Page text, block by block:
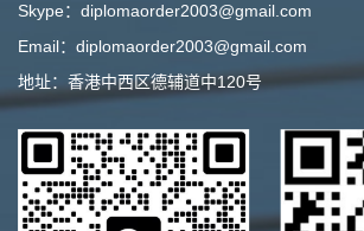
Skype：diplomaorder2003@gmail.com
Email：diplomaorder2003@gmail.com
地址：香港中西区德辅道中120号